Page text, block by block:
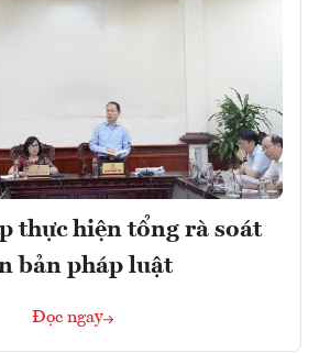
thực hiện tổng rà soát
bản pháp luật
Đọc ngay